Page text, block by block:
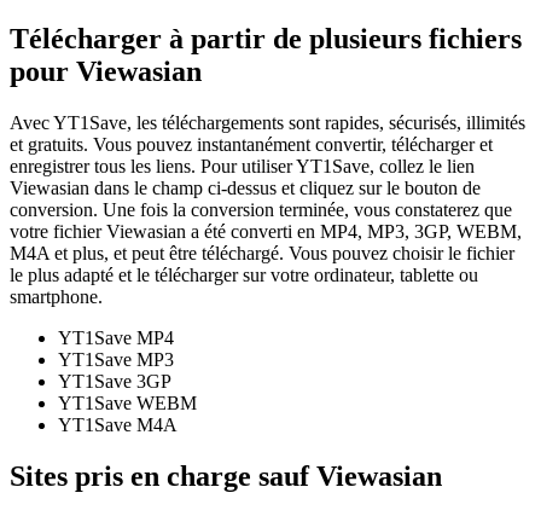
Télécharger à partir de plusieurs fichiers
pour Viewasian
Avec YT1Save, les téléchargements sont rapides, sécurisés, illimités
et gratuits. Vous pouvez instantanément convertir, télécharger et
enregistrer tous les liens. Pour utiliser YT1Save, collez le lien
Viewasian dans le champ ci-dessus et cliquez sur le bouton de
conversion. Une fois la conversion terminée, vous constaterez que
votre fichier Viewasian a été converti en MP4, MP3, 3GP, WEBM,
M4A et plus, et peut être téléchargé. Vous pouvez choisir le fichier
le plus adapté et le télécharger sur votre ordinateur, tablette ou
smartphone.
YT1Save MP4
YT1Save MP3
YT1Save 3GP
YT1Save WEBM
YT1Save M4A
Sites pris en charge sauf Viewasian